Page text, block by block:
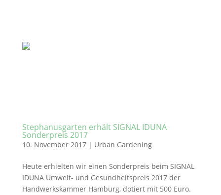
Stephanusgarten erhält SIGNAL IDUNA
Sonderpreis 2017
10. November 2017| Urban Gardening
Heute erhielten wir einen Sonderpreis beim SIGNAL
IDUNA Umwelt- und Gesundheitspreis 2017 der
Handwerkskammer Hamburg, dotiert mit 500 Euro.